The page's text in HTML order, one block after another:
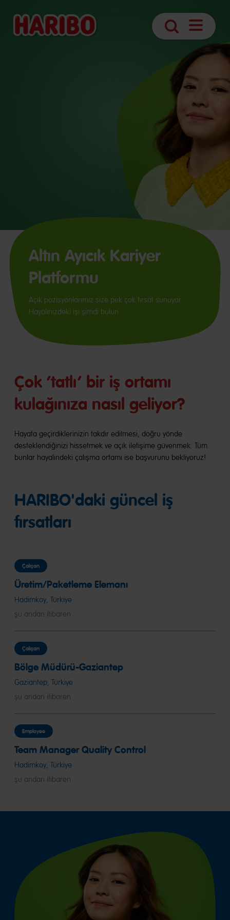
Arama
Altın Ayıcık Kariyer
Platformu
Açık pozisyonlarımız size pek çok fırsat sunuyor.
Hayalinizdeki işi şimdi bulun.
Çok ‘tatlı’ bir iş ortamı
kulağınıza nasıl geliyor?
Hayata geçirdiklerinizin takdir edilmesi, doğru yönde
desteklendiğinizi hissetmek ve açık iletişime güvenmek. Tüm
bunlar hayalindeki çalışma ortamı ise başvurunu bekliyoruz!
HARIBO'daki güncel iş
fırsatları
Çalışan
Üretim/Paketleme Elemanı
Hadimkoy, Türkiye
şu andan itibaren
Çalışan
Bölge Müdürü-Gaziantep
Gaziantep, Türkiye
şu andan itibaren
Employee
Team Manager Quality Control
Hadimkoy, Türkiye
şu andan itibaren